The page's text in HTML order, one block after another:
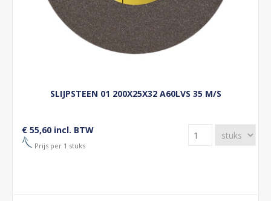
SLIJPSTEEN 01 200X25X32 A60LVS 35 M/S
€ 55,60 incl. BTW
Prijs per 1 stuks